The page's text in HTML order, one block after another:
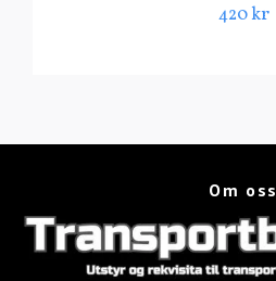
420 kr
Om oss